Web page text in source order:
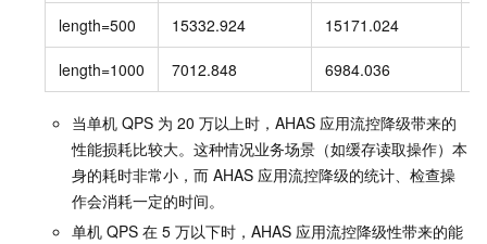
length=500 15332.924 15171.024
length=1000 7012.848 6984.036
当单机 QPS 为 20 万以上时，AHAS 应用流控降级带来的
性能损耗比较大。这种情况业务场景（如缓存读取操作）本
身的耗时非常小，而 AHAS 应用流控降级的统计、检查操
作会消耗一定的时间。
单机 QPS 在 5 万以下时，AHAS 应用流控降级性带来的能